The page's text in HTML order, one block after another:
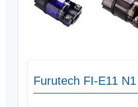
Furutech FI-E11